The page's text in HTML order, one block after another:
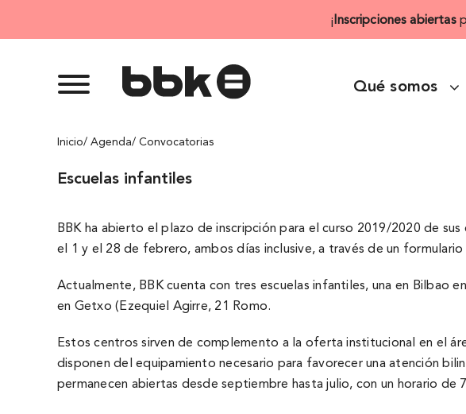
¡ Inscripciones abiertas
Qué somos
Inicio/ Agenda/ Convocatorias
Escuelas infantiles
BBK ha abierto el plazo de inscripción para el curso 2019/2020 de
el 1 y el 28 de febrero, ambos dí­as inclusive, a través de un
Actualmente, BBK cuenta con tres escuelas infantiles, una en Bilbao
en Getxo (Ezequiel Agirre, 21 Romo.
Estos centros sirven de complemento a la oferta institucional en el
disponen del equipamiento necesario para favorecer una atención
permanecen abiertas desde septiembre hasta julio, con un horario de